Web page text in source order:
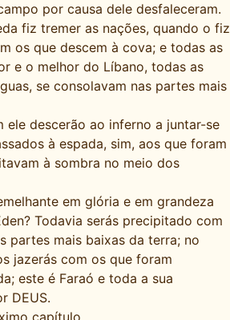
por causa dele desfaleceram.
fiz tremer as nações, quando o fiz
os que descem à cova; e todas as
e o melhor do Líbano, todas as
se consolavam nas partes mais
ele descerão ao inferno a juntar-se
à espada, sim, aos que foram
à sombra no meio dos
em glória e em grandeza
Todavia serás precipitado com
partes mais baixas da terra; no
jazerás com os que foram
este é Faraó e toda a sua
DEUS.
capítulo